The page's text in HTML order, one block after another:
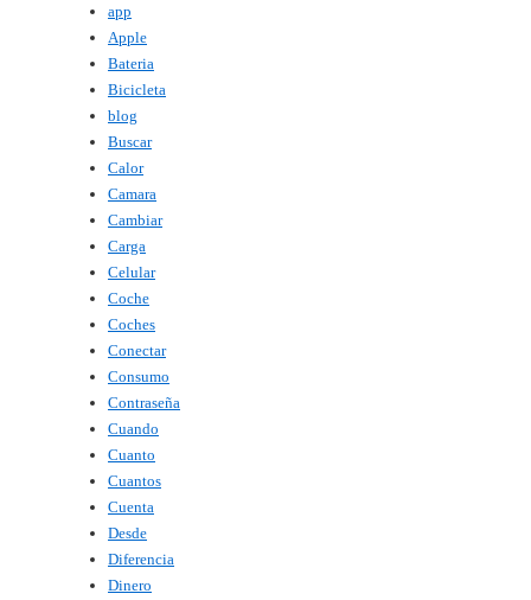
app
Apple
Bateria
Bicicleta
blog
Buscar
Calor
Camara
Cambiar
Carga
Celular
Coche
Coches
Conectar
Consumo
Contraseña
Cuando
Cuanto
Cuantos
Cuenta
Desde
Diferencia
Dinero